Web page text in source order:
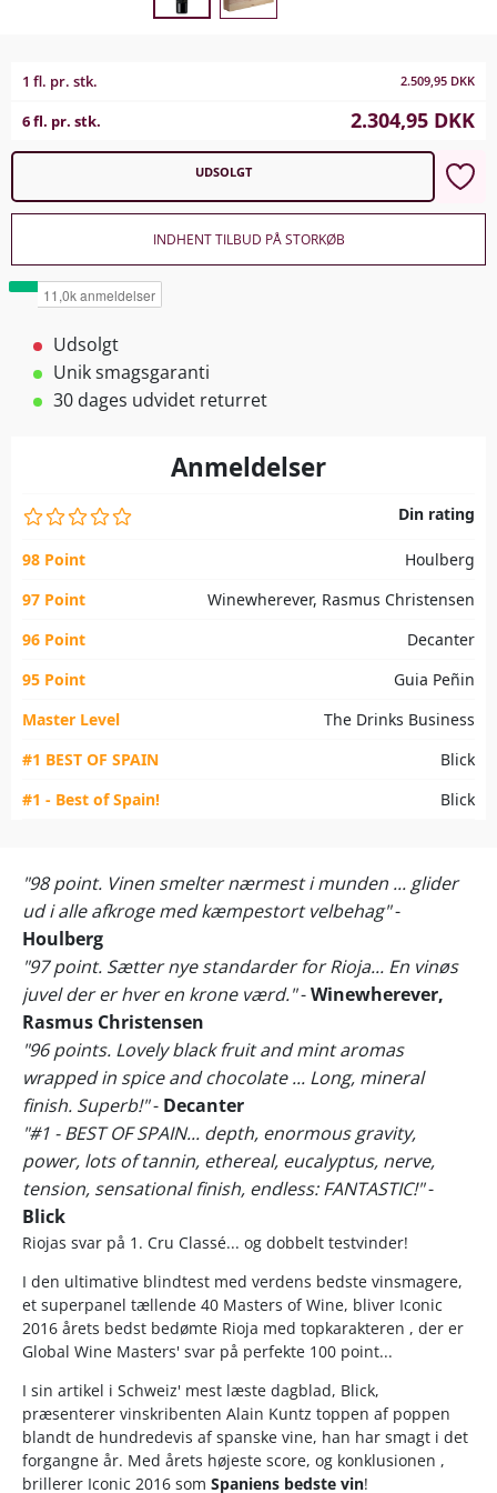
1 fl. pr. stk. 2.509,95 DKK
6 fl. pr. stk. 2.304,95 DKK
UDSOLGT
INDHENT TILBUD PÅ STORKØB
Udsolgt
Unik smagsgaranti
30 dages udvidet returret
Anmeldelser
Din rating
98 Point
Houlberg
97 Point
Winewherever, Rasmus Christensen
96 Point
Decanter
95 Point
Guia Peñin
Master Level
The Drinks Business
#1 BEST OF SPAIN
Blick
#1 - Best of Spain!
Blick
"98 point. Vinen smelter nærmest i munden ... glider
ud i alle afkroge med kæmpestort velbehag"-
Houlberg
"97 point. Sætter nye standarder for Rioja... En vinøs
juvel der er hver en krone værd."-Winewherever,
Rasmus Christensen
"96 points. Lovely black fruit and mint aromas
wrapped in spice and chocolate ... Long, mineral
finish. Superb!"- Decanter
"#1 - BEST OF SPAIN... depth, enormous gravity,
power, lots of tannin, ethereal, eucalyptus, nerve,
tension, sensational finish, endless: FANTASTIC!"-
Blick
Riojas svar på 1. Cru Classé... og dobbelt testvinder!
I den ultimative blindtest med verdens bedste vinsmagere,
et superpanel tællende 40 Masters of Wine, bliver Iconic
2016 årets bedst bedømte Rioja med topkarakteren , der er
Global Wine Masters' svar på perfekte 100 point...
I sin artikel i Schweiz' mest læste dagblad, Blick,
præsenterer vinskribenten Alain Kuntz toppen af poppen
blandt de hundredevis af spanske vine, han har smagt i det
forgangne år. Med årets højeste score, og konklusionen ,
brillerer Iconic 2016 som Spaniens bedste vin!